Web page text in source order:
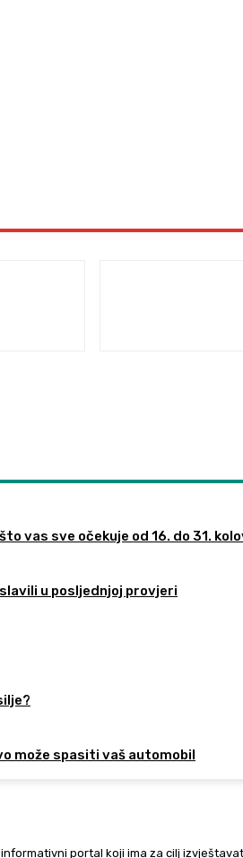
vas sve očekuje od 16. do 31.
u posljednjoj provjeri
može spasiti vaš automobil
portal koji ima za cilj